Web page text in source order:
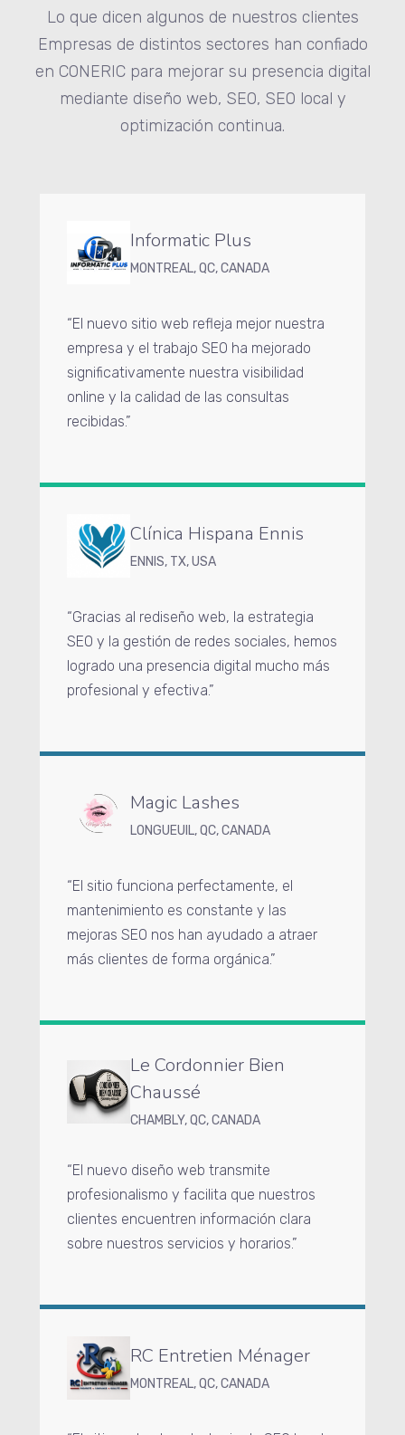
Lo que dicen algunos de nuestros clientes
Empresas de distintos sectores han confiado
en CONERIC para mejorar su presencia digital
mediante diseño web, SEO, SEO local y
optimización continua.
Informatic Plus
MONTREAL, QC, CANADA
“El nuevo sitio web refleja mejor nuestra
empresa y el trabajo SEO ha mejorado
significativamente nuestra visibilidad
online y la calidad de las consultas
recibidas.”
Clínica Hispana Ennis
ENNIS, TX, USA
“Gracias al rediseño web, la estrategia
SEO y la gestión de redes sociales, hemos
logrado una presencia digital mucho más
profesional y efectiva.”
Magic Lashes
LONGUEUIL, QC, CANADA
“El sitio funciona perfectamente, el
mantenimiento es constante y las
mejoras SEO nos han ayudado a atraer
más clientes de forma orgánica.”
Le Cordonnier Bien
Chaussé
CHAMBLY, QC, CANADA
“El nuevo diseño web transmite
profesionalismo y facilita que nuestros
clientes encuentren información clara
sobre nuestros servicios y horarios.”
RC Entretien Ménager
MONTREAL, QC, CANADA